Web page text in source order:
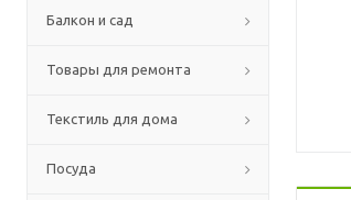
Балкон и сад
Товары для ремонта
Текстиль для дома
Посуда